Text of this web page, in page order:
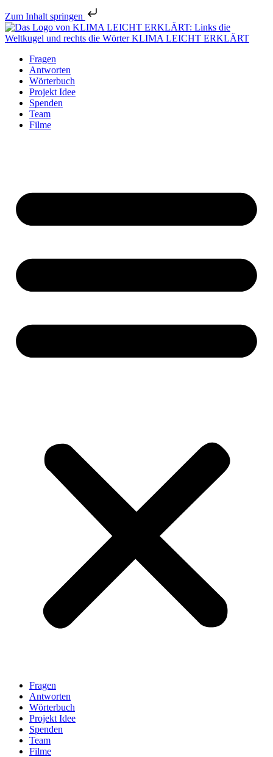
Zum Inhalt springen
Fragen
Antworten
Wörterbuch
Projekt Idee
Spenden
Team
Filme
Fragen
Antworten
Wörterbuch
Projekt Idee
Spenden
Team
Filme